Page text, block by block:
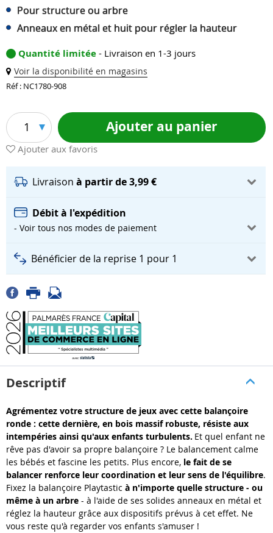
Pour structure ou arbre
Anneaux en métal et huit pour régler la hauteur
Quantité limitée - Livraison en 1-3 jours
Voir la disponibilité en magasins
Réf : NC1780-908
1 Ajouter au panier
Ajouter aux favoris
Livraison à partir de 3,99 €
Débit à l'expédition
- Voir tous nos modes de paiement
Bénéficier de la reprise 1 pour 1
Descriptif
Agrémentez votre structure de jeux avec cette balançoire
ronde : cette dernière, en bois massif robuste, résiste aux
intempéries ainsi qu'aux enfants turbulents. Et quel enfant ne
rêve pas d'avoir sa propre balançoire ? Le balancement calme
les bébés et fascine les petits. Plus encore, le fait de se
balancer renforce leur coordination et leur sens de l'équilibre.
Fixez la balançoire Playtastic à n'importe quelle structure - ou
même à un arbre - à l'aide de ses solides anneaux en métal et
réglez la hauteur grâce aux dispositifs prévus à cet effet. Ne
vous reste qu'à regarder vos enfants s'amuser !